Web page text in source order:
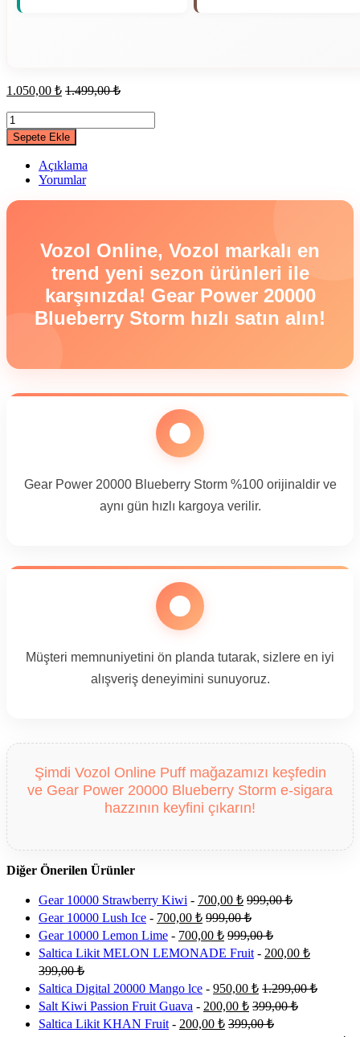
1.050,00 ₺ 1.499,00₺
Gear
Power
20000
Blueberry
Storm
quantity
Sepete Ekle
Açıklama
Yorumlar
Vozol Online, Vozol markalı en
trend yeni sezon ürünleri ile
karşınızda! Gear Power 20000
Blueberry Storm hızlı satın alın!
Gear Power 20000 Blueberry Storm %100 orijinaldir ve
aynı gün hızlı kargoya verilir.
Müşteri memnuniyetini ön planda tutarak, sizlere en iyi
alışveriş deneyimini sunuyoruz.
Şimdi Vozol Online Puff mağazamızı keşfedin
ve Gear Power 20000 Blueberry Storm e-sigara
hazzının keyfini çıkarın!
Diğer Önerilen Ürünler
Gear 10000 Strawberry Kiwi - 700,00 ₺ 999,00₺
Gear 10000 Lush Ice - 700,00 ₺ 999,00₺
Gear 10000 Lemon Lime - 700,00 ₺ 999,00₺
Saltica Likit MELON LEMONADE Fruit - 200,00 ₺
399,00₺
Saltica Digital 20000 Mango lce - 950,00 ₺ 1.299,00₺
Salt Kiwi Passion Fruit Guava - 200,00 ₺ 399,00₺
Saltica Likit KHAN Fruit - 200,00 ₺ 399,00₺